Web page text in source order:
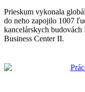
Prieskum vykonala
do neho zapojilo 1007
kancelárskych
Business Center II.